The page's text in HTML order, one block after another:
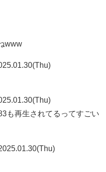
www
も再生されてるってすごい